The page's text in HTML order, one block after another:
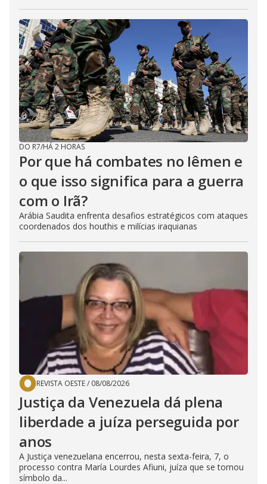
DO R7/HÁ 2 HORAS
Por que há combates no Iêmen e
o que isso significa para a guerra
com o Irã?
Arábia Saudita enfrenta desafios estratégicos com ataques
coordenados dos houthis e milícias iraquianas
REVISTA OESTE/ 08/08/2026
Justiça da Venezuela dá plena
liberdade a juíza perseguida por
anos
A Justiça venezuelana encerrou, nesta sexta-feira, 7, o
processo contra María Lourdes Afiuni, juíza que se tornou
símbolo da...